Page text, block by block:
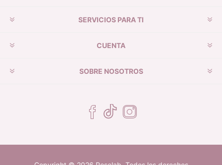
SERVICIOS PARA TI
CUENTA
SOBRE NOSOTROS